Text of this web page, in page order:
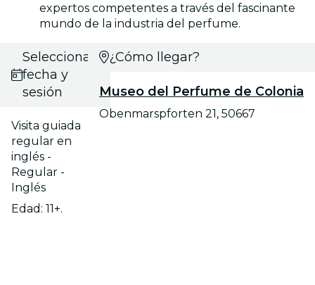
expertos competentes a través del fascinante
mundo de la industria del perfume.
Selecciona
fecha y
sesión
Visita guiada
regular en
inglés -
Regular -
Inglés
Edad: 11+.
¿Cómo llegar?
Museo del Perfume de Colonia
Obenmarspforten 21, 50667